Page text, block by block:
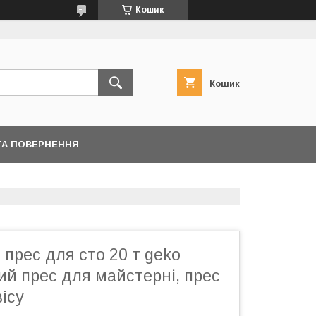
Кошик
Кошик
ПОВЕРНЕННЯ
прес для сто 20 т geko
прес для майстерні, прес